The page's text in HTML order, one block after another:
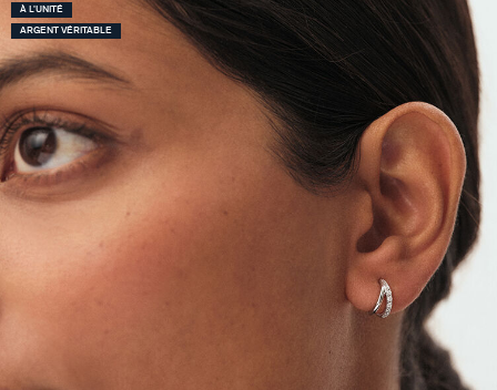
À L'UNITÉ
ARGENT VÉRITABLE